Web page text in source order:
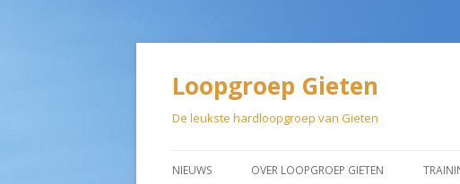
Loopgroep Gieten
De leukste hardloopgroep van Gieten
NIEUWS OVER LOOPGROEP GIETEN